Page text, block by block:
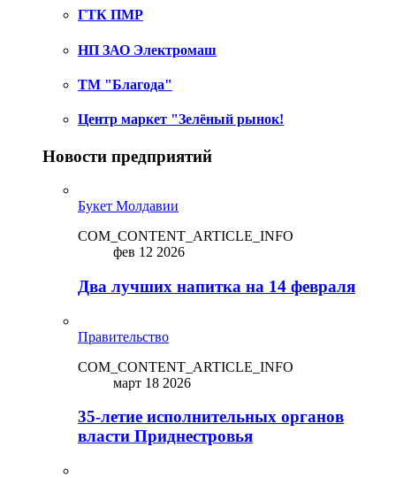
ГТК ПМР
НП ЗАО Электромаш
ТМ "Благода"
Центр маркет "Зелёный рынок!
Новости предприятий
Букет Молдавии
COM_CONTENT_ARTICLE_INFO
фев 12 2026
Два лучших напитка на 14 февраля
Правительство
COM_CONTENT_ARTICLE_INFO
март 18 2026
35-летие исполнительных органов
власти Приднестровья